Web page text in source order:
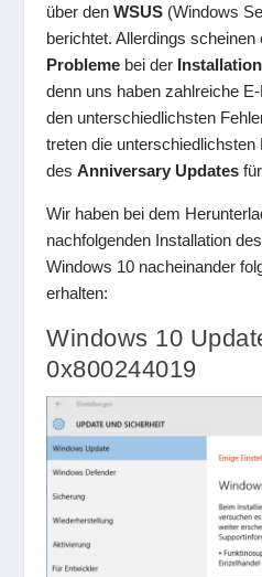
über denWSUS (Windows
berichtet. Allerdings
Probleme bei der Installation
denn uns haben zahlreiche
den unterschiedlichsten
treten die
desAnniversary Updates
Wir haben bei dem
nachfolgenden Installation des
Windows 10 nacheinander
erhalten:
Windows 10
0x800244019